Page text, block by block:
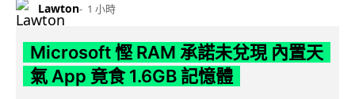
Lawton 1 小時
Microsoft 慳 RAM 承諾未兌現 內置天
氣 App 竟食 1.6GB 記憶體